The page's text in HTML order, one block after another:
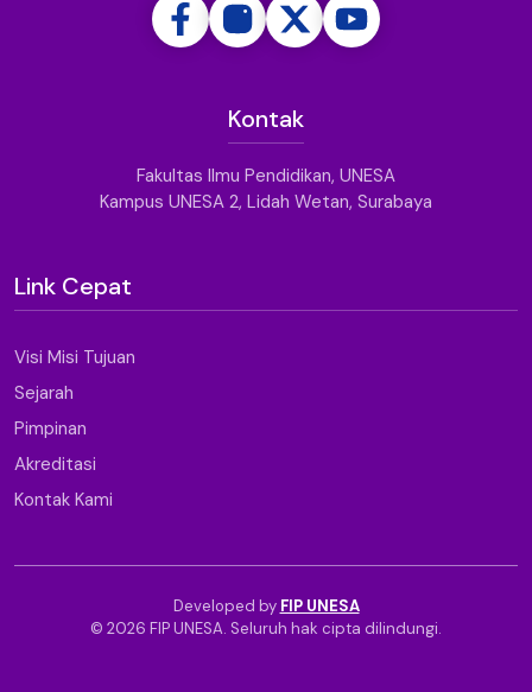
Kontak
Fakultas Ilmu Pendidikan, UNESA
Kampus UNESA 2, Lidah Wetan, Surabaya
Link Cepat
Visi Misi Tujuan
Sejarah
Pimpinan
Akreditasi
Kontak Kami
© 2026 FIP UNESA. Seluruh hak cipta dilindungi.
Developed by FIP UNESA